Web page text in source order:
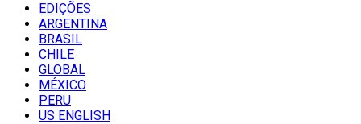
EDIÇÕES
ARGENTINA
BRASIL
CHILE
GLOBAL
MÉXICO
PERU
US ENGLISH